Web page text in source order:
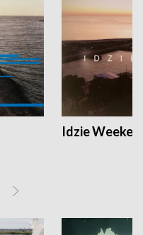
Idzie